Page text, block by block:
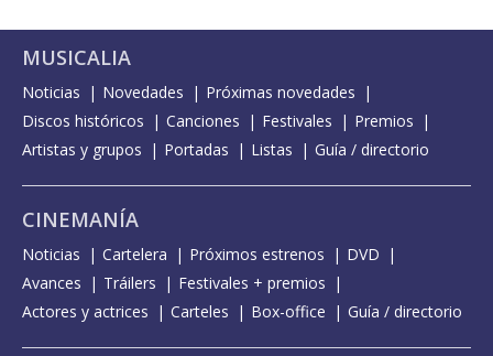
MUSICALIA
Noticias Novedades
Próximas novedades
Discos históricos
Canciones Festivales
Premios
Artistas y grupos
Portadas Listas Guía / directorio
CINEMANÍA
Noticias Cartelera Próximos estrenos
DVD
Avances
Tráilers
Festivales + premios
Actores y actrices
Carteles Box-office Guía / directorio